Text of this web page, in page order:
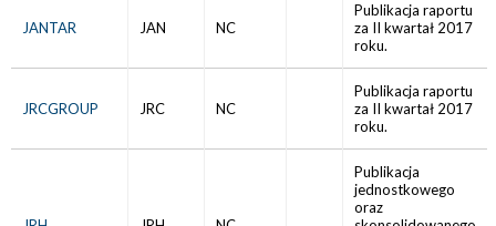
JANTAR JAN NC
Publikacja raportu
za II kwartał 2017
roku.
JRCGROUP JRC NC
Publikacja raportu
za II kwartał 2017
roku.
Publikacja
jednostkowego
oraz